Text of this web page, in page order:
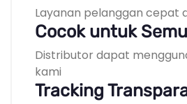
Layanan pelanggan cepat
Cocok untuk
Distributor dapat
kami
Tracking